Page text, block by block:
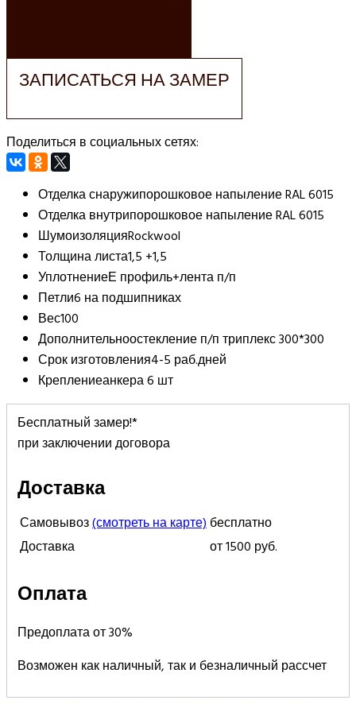
ЗАПИСАТЬСЯ НА ЗАМЕР
Поделиться в социальных сетях:
Отделка снаружипорошковое напыление RAL 6015
Отделка внутрипорошковое напыление RAL 6015
ШумоизоляцияRockwool
Толщина листа1,5 +1,5
УплотнениеЕ профиль+лента п/п
Петли6 на подшипниках
Вес100
Дополнительноостекление п/п триплекс 300*300
Срок изготовления4-5 раб.дней
Креплениеанкера 6 шт
Бесплатный замер!*
при заключении договора
Доставка
Самовывоз(смотреть на карте)бесплатно
Доставка
от 1500 руб.
Оплата
Предоплата от 30%
Возможен как наличный, так и безналичный рассчет